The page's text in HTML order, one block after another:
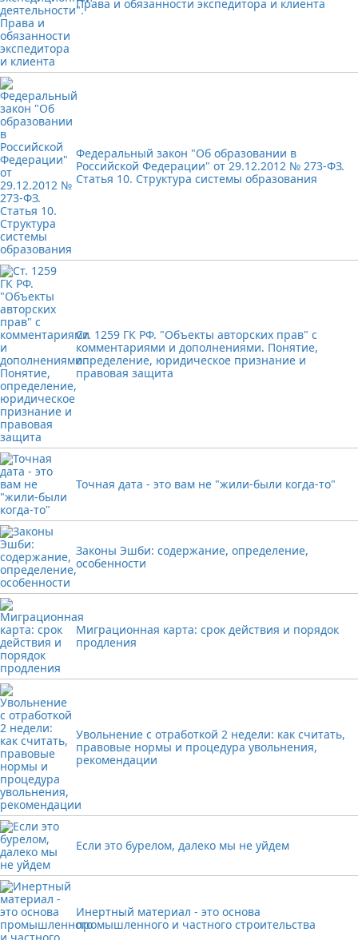
Права и обязанности экспедитора и клиента
Федеральный закон "Об образовании в
Российской Федерации" от 29.12.2012 № 273-ФЗ.
Статья 10. Структура системы образования
Ст. 1259 ГК РФ. "Объекты авторских прав" с
комментариями и дополнениями. Понятие,
определение, юридическое признание и
правовая защита
Точная дата - это вам не "жили-были когда-то"
Законы Эшби: содержание, определение,
особенности
Миграционная карта: срок действия и порядок
продления
Увольнение с отработкой 2 недели: как считать,
правовые нормы и процедура увольнения,
рекомендации
Если это бурелом, далеко мы не уйдем
Инертный материал - это основа
промышленного и частного строительства